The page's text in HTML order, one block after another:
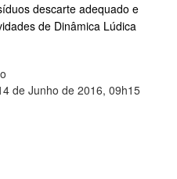
descarte adequado e
de Dinâmica Lúdica
de Junho de 2016, 09h15